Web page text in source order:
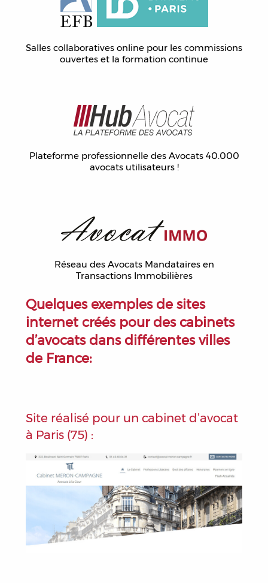
Salles collaboratives online pour les commissions
ouvertes et la formation continue
Plateforme professionnelle des Avocats 40.000
avocats utilisateurs !
Réseau des Avocats Mandataires en
Transactions Immobilières
Quelques exemples de sites
internet créés pour des cabinets
d’avocats dans différentes villes
de France:
Site réalisé pour un cabinet d’avocat
à Paris (75) :